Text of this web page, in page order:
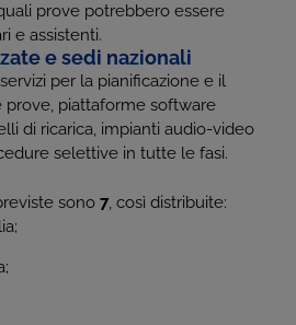
prove potrebbero essere
e assistenti.
e sedi nazionali
per la pianificazione e il
piattaforme software
di ricarica, impianti audio-video
selettive in tutte le fasi.
sono 7, così distribuite: